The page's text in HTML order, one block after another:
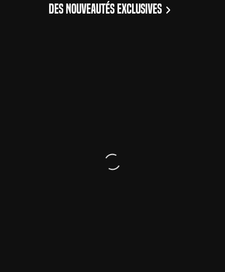
DES NOUVEAUTÉS EXCLUSIVES